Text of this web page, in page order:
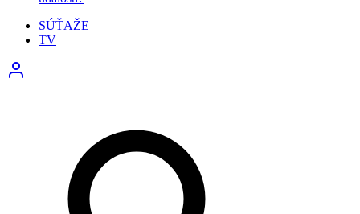
SÚŤAŽE
TV